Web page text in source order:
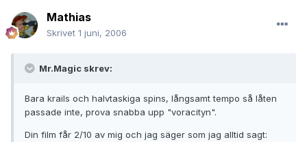
Mathias
Skrivet 1 juni, 2006
Mr.Magic skrev:
Bara krails och halvtaskiga spins, långsamt tempo så låten
passade inte, prova snabba upp "voracityn".
Din film får 2/10 av mig och jag säger som jag alltid sagt: